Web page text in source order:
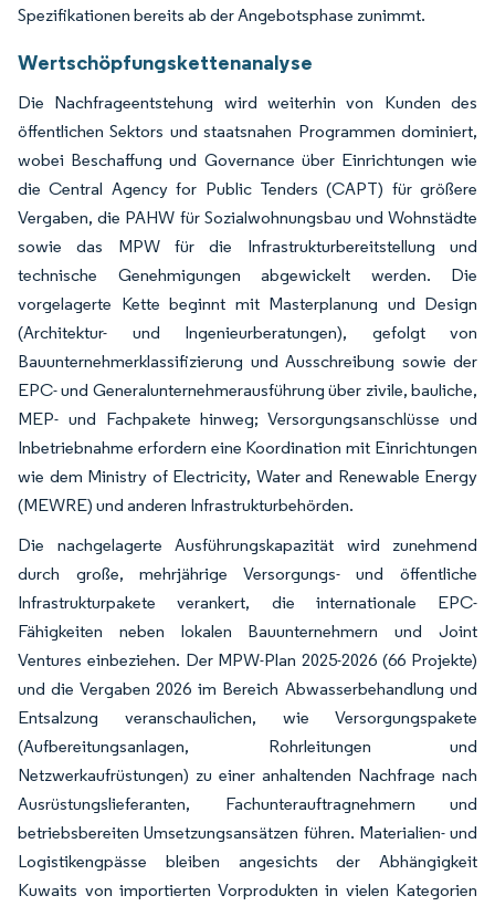
Spezifikationen bereits ab der Angebotsphase zunimmt.
Wertschöpfungskettenanalyse
Die Nachfrageentstehung wird weiterhin von Kunden des
öffentlichen Sektors und staatsnahen Programmen dominiert,
wobei Beschaffung und Governance über Einrichtungen wie
die Central Agency for Public Tenders (CAPT) für größere
Vergaben, die PAHW für Sozialwohnungsbau und Wohnstädte
sowie das MPW für die Infrastrukturbereitstellung und
technische Genehmigungen abgewickelt werden. Die
vorgelagerte Kette beginnt mit Masterplanung und Design
(Architektur- und Ingenieurberatungen), gefolgt von
Bauunternehmerklassifizierung und Ausschreibung sowie der
EPC- und Generalunternehmerausführung über zivile, bauliche,
MEP- und Fachpakete hinweg; Versorgungsanschlüsse und
Inbetriebnahme erfordern eine Koordination mit Einrichtungen
wie dem Ministry of Electricity, Water and Renewable Energy
(MEWRE) und anderen Infrastrukturbehörden.
Die nachgelagerte Ausführungskapazität wird zunehmend
durch große, mehrjährige Versorgungs- und öffentliche
Infrastrukturpakete verankert, die internationale EPC-
Fähigkeiten neben lokalen Bauunternehmern und Joint
Ventures einbeziehen. Der MPW-Plan 2025-2026 (66 Projekte)
und die Vergaben 2026 im Bereich Abwasserbehandlung und
Entsalzung veranschaulichen, wie Versorgungspakete
(Aufbereitungsanlagen, Rohrleitungen und
Netzwerkaufrüstungen) zu einer anhaltenden Nachfrage nach
Ausrüstungslieferanten, Fachunterauftragnehmern und
betriebsbereiten Umsetzungsansätzen führen. Materialien- und
Logistikengpässe bleiben angesichts der Abhängigkeit
Kuwaits von importierten Vorprodukten in vielen Kategorien